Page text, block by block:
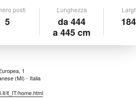
posti
5
Lunghezza
da 444
a 445 cm
1
(MI) - Italia
it_IT/home.html